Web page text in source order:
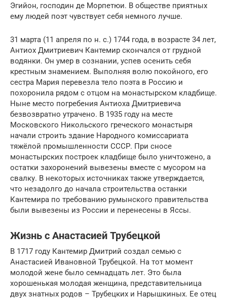
Эгийон, господин де Морпетюи. В обществе приятных
ему людей поэт чувствует себя немного лучше.
31 марта (11 апреля по н. с.) 1744 года, в возрасте 34 лет,
Антиох Дмитриевич Кантемир скончался от грудной
водянки. Он умер в сознании, успев осенить себя
крестным знамением. Выполняя волю покойного, его
сестра Мария перевезла тело поэта в Россию и
похоронила рядом с отцом на монастырском кладбище.
Ныне место погребения Антиоха Дмитриевича
безвозвратно утрачено. В 1935 году на месте
Московского Никольского греческого монастыря
начали строить здание Народного комиссариата
тяжёлой промышленности СССР. При сносе
монастырских построек кладбище было уничтожено, а
остатки захоронений вывезены вместе с мусором на
свалку. В некоторых источниках также утверждается,
что незадолго до начала строительства останки
Кантемира по требованию румынского правительства
были вывезены из России и перенесены в Яссы.
Жизнь с Анастасией Трубецкой
В 1717 году Кантемир Дмитрий создал семью с
Анастасией Ивановной Трубецкой. На тот момент
молодой жене было семнадцать лет. Это была
хорошенькая молодая женщина, представительница
двух знатных родов – Трубецких и Нарышкиных. Ее отец